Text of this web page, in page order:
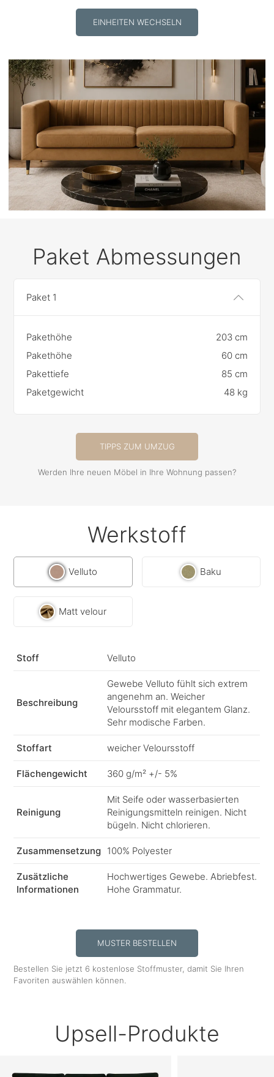
EINHEITEN WECHSELN
Paket Abmessungen
Paket 1
Pakethöhe
203 cm
Pakethöhe
60 cm
Pakettiefe
85 cm
Paketgewicht
48 kg
TIPPS ZUM UMZUG
Werden Ihre neuen Möbel in Ihre Wohnung passen?
Werkstoff
Velluto Baku
Matt velour
Stoff Velluto
Beschreibung
Gewebe Velluto fühlt sich extrem
angenehm an. Weicher
Veloursstoff mit elegantem Glanz.
Sehr modische Farben.
Stoffart weicher Veloursstoff
Flächengewicht 360 g/m² +/- 5%
Reinigung
Mit Seife oder wasserbasierten
Reinigungsmitteln reinigen. Nicht
bügeln. Nicht chlorieren.
Zusammensetzung 100% Polyester
Zusätzliche
Informationen
Hochwertiges Gewebe. Abriebfest.
Hohe Grammatur.
MUSTER BESTELLEN
Bestellen Sie jetzt 6 kostenlose Stoffmuster, damit Sie Ihren
Favoriten auswählen können.
Upsell-Produkte